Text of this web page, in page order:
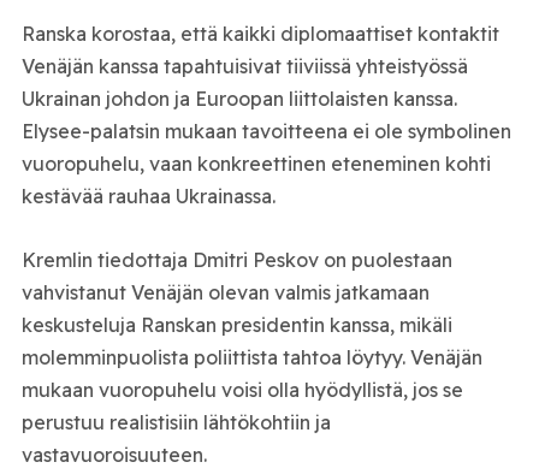
Ranska korostaa, että kaikki diplomaattiset kontaktit
Venäjän kanssa tapahtuisivat tiiviissä yhteistyössä
Ukrainan johdon ja Euroopan liittolaisten kanssa.
Elysee-palatsin mukaan tavoitteena ei ole symbolinen
vuoropuhelu, vaan konkreettinen eteneminen kohti
kestävää rauhaa Ukrainassa.
Kremlin tiedottaja Dmitri Peskov on puolestaan
vahvistanut Venäjän olevan valmis jatkamaan
keskusteluja Ranskan presidentin kanssa, mikäli
molemminpuolista poliittista tahtoa löytyy. Venäjän
mukaan vuoropuhelu voisi olla hyödyllistä, jos se
perustuu realistisiin lähtökohtiin ja
vastavuoroisuuteen.